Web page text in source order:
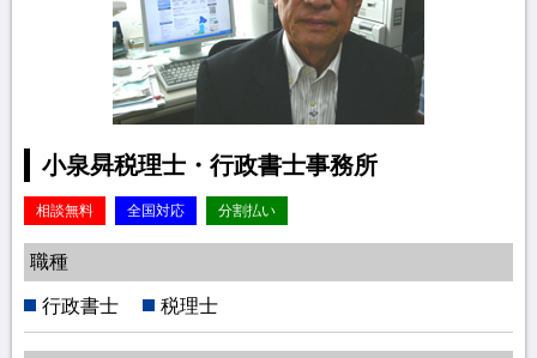
小泉曻税理士・行政書士事務所
相談無料 全国対応 分割払い
職種
行政書士 税理士